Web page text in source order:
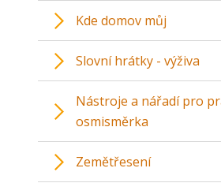
Kde domov můj
Slovní hrátky - výživa
Nástroje a nářadí pro
osmisměrka
Zemětřesení